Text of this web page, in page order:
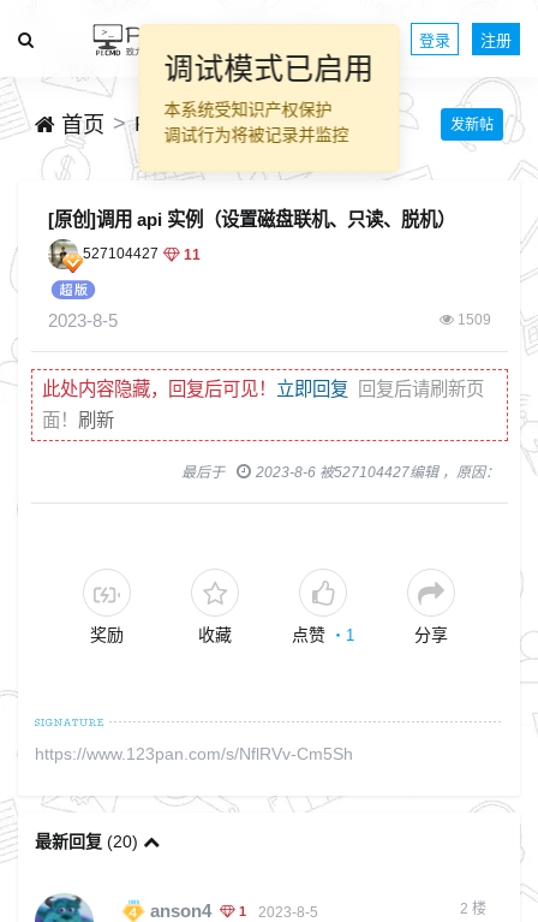
登录 注册
首页 PECMD脚本源码分享 发新帖
[原创]调用 api 实例（设置磁盘联机、只读、脱机）
527104427 11
2023-8-5 1509
此处内容隐藏，回复后可见！ 立即回复
回复后请刷新页
面！ 刷新
最后于 2023-8-6 被527104427编辑 ，原因：
奖励 收藏 点赞 ・ 1 分享
https://www.123pan.com/s/NflRVv-Cm5Sh
最新回复 (20)
anson4 1 2023-8-5 2 楼
调试模式已启用
本系统受知识产权保护
调试行为将被记录并监控